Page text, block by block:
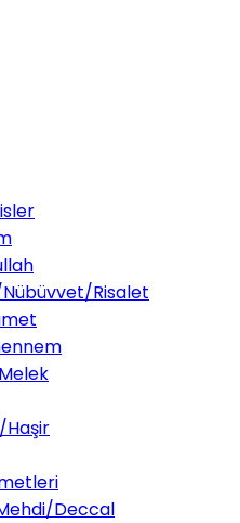
Risalet
Deccal